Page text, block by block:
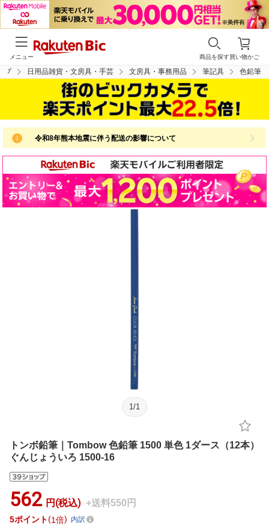
買い物かご
商品を探す
メニュー
プ 日用品雑貨・文房具・手芸 文房具・事務用品 筆記具 色鉛筆
令和8年熊本地震に伴う配送の影響について
1 /1
トンボ鉛筆｜Tombow 色鉛筆 1500 単色 1ダース（12本）
ぐんじょういろ 1500-16
562 円(税込) +送料550円
5ポイント 1倍 内訳